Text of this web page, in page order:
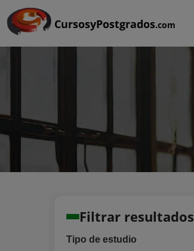
CursosyPostgrados.com
Filtrar resultados
Tipo de estudio